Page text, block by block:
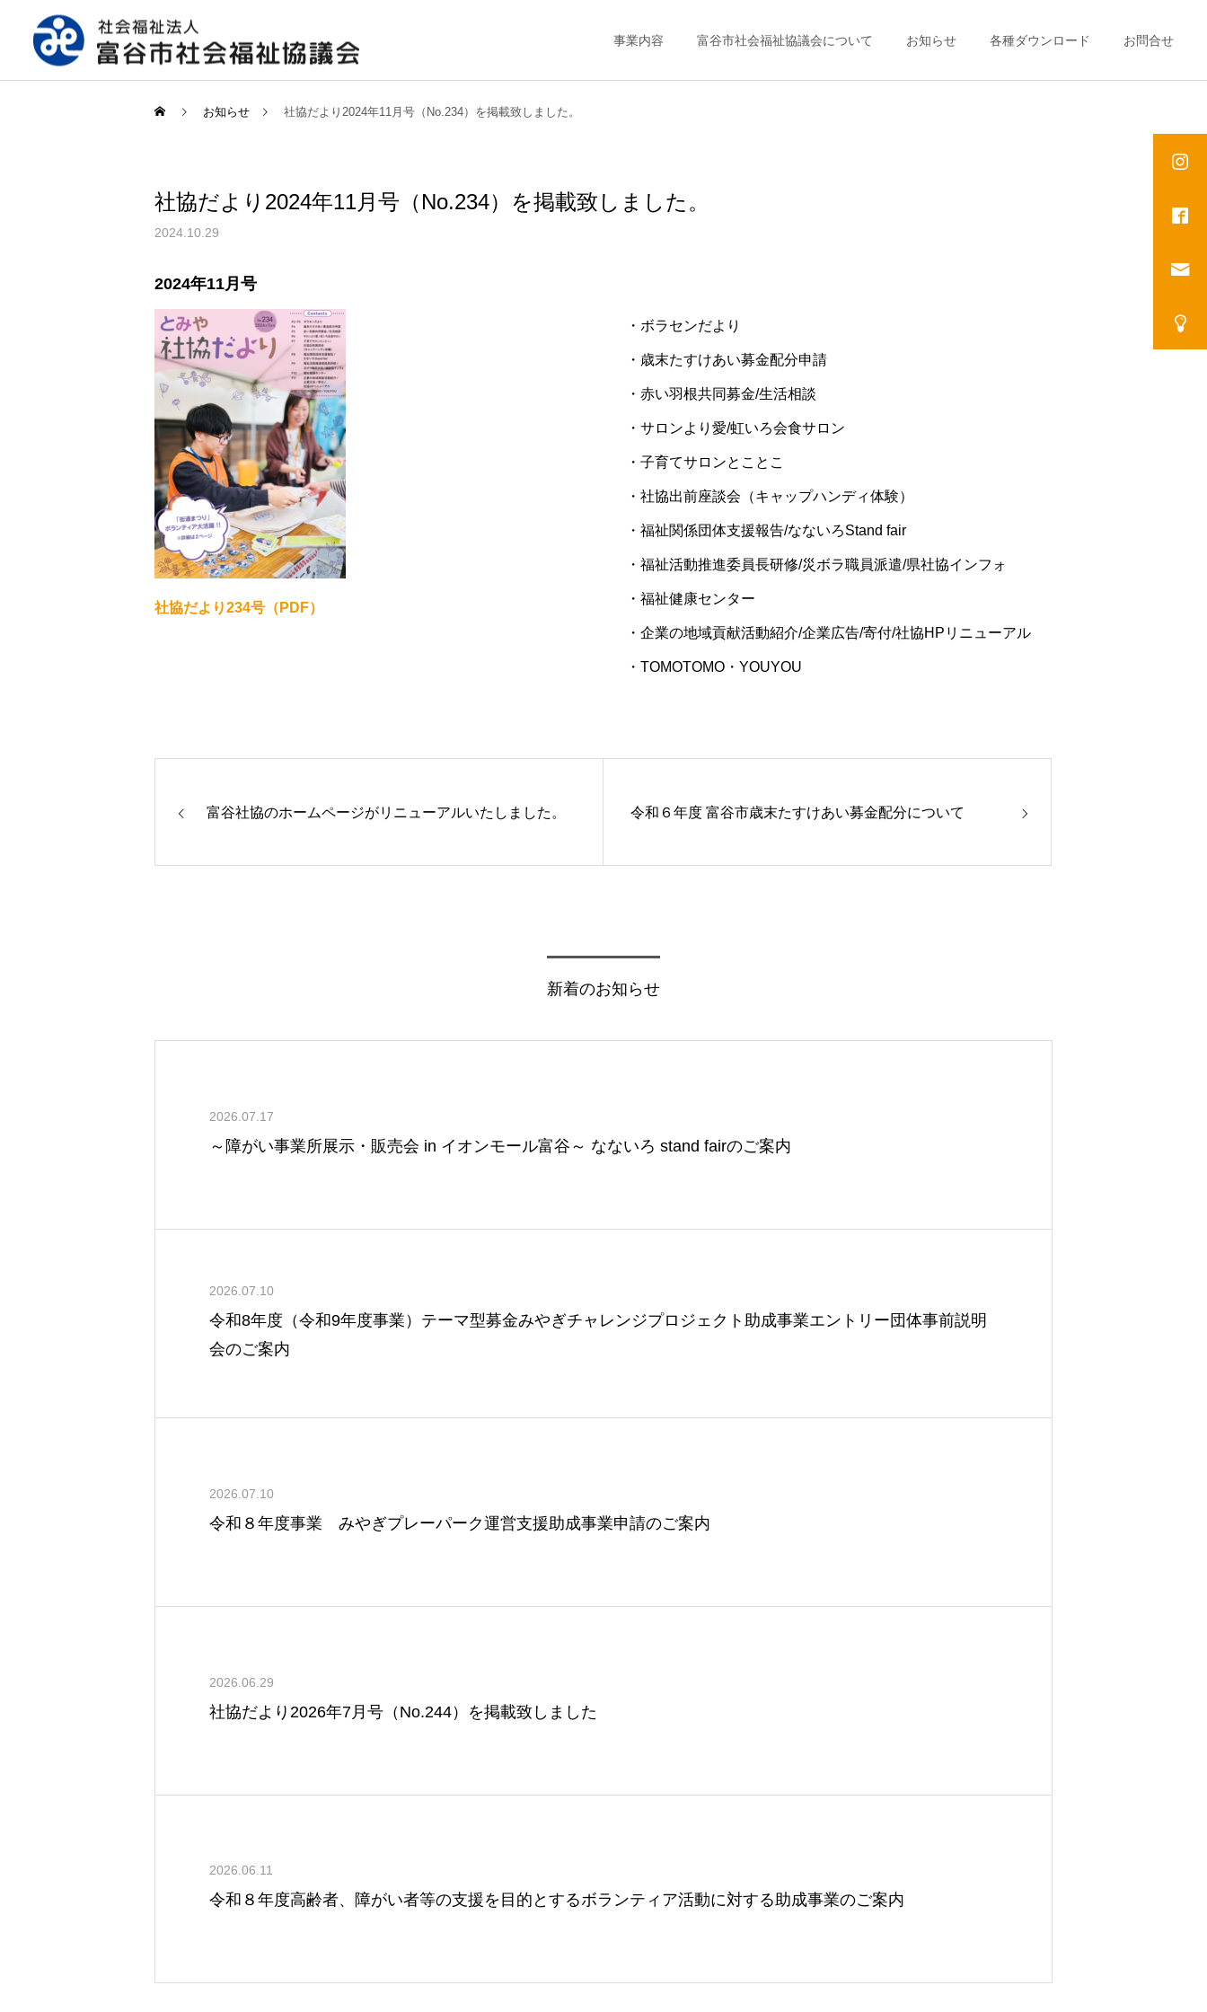
事業内容 富谷市社会福祉協議会について お知らせ 各種ダウンロード お問合せ
お知らせ 社協だより2024年11月号（No.234）を掲載致しました。
社協だより2024年11月号（No.234）を掲載致しました。
2024.10.29
2024年11月号
社協だより234号（PDF）
・ボラセンだより
・歳末たすけあい募金配分申請
・赤い羽根共同募金/生活相談
・サロンより愛/虹いろ会食サロン
・子育てサロンとことこ
・社協出前座談会（キャップハンディ体験）
・福祉関係団体支援報告/なないろStand fair
・福祉活動推進委員長研修/災ボラ職員派遣/県社協インフォ
・福祉健康センター
・企業の地域貢献活動紹介/企業広告/寄付/社協HPリニューアル
・TOMOTOMO・YOUYOU
富谷社協のホームページがリニューアルいたしました。 令和６年度 富谷市歳末たすけあい募金配分について
新着のお知らせ
2026.07.17
～障がい事業所展示・販売会 in イオンモール富谷～ なないろ stand fairのご案内
2026.07.10
令和8年度（令和9年度事業）テーマ型募金みやぎチャレンジプロジェクト助成事業エントリー団体事前説明
会のご案内
2026.07.10
令和８年度事業 みやぎプレーパーク運営支援助成事業申請のご案内
2026.06.29
社協だより2026年7月号（No.244）を掲載致しました
2026.06.11
令和８年度高齢者、障がい者等の支援を目的とするボランティア活動に対する助成事業のご案内